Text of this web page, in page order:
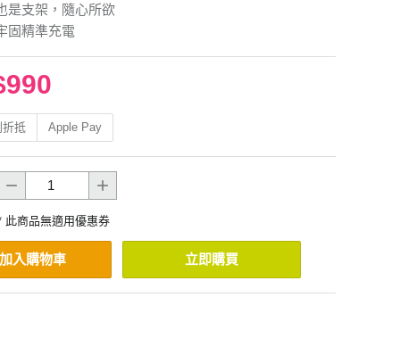
是支架，隨心所欲
固精準充電
抵 Apple Pay
此商品無適用優惠券
加入購物車 立即購買